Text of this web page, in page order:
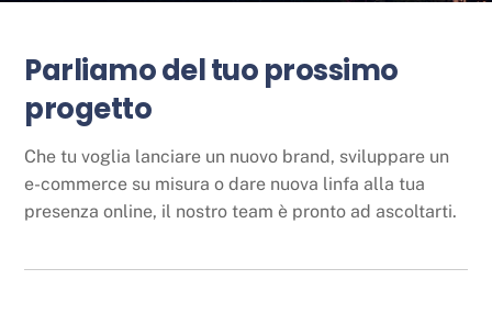
Parliamo del tuo prossimo
progetto
Che tu voglia lanciare un nuovo brand, sviluppare un
e-commerce su misura o dare nuova linfa alla tua
presenza online, il nostro team è pronto ad ascoltarti.